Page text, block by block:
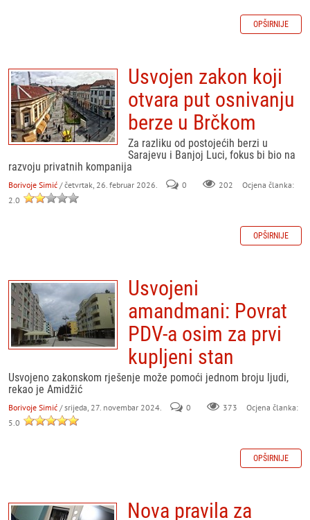
OPŠIRNIJE
Usvojen zakon koji
otvara put osnivanju
berze u Brčkom
Za razliku od postojećih berzi u
Sarajevu i Banjoj Luci, fokus bi bio na
razvoju privatnih kompanija
Borivoje Simić / četvrtak, 26. februar 2026. 0 202
Ocjena članka:
2.0
OPŠIRNIJE
Usvojeni
amandmani: Povrat
PDV-a osim za prvi
kupljeni stan
Usvojeno zakonskom rješenje može pomoći jednom broju ljudi,
rekao je Amidžić
Borivoje Simić / srijeda, 27. novembar 2024. 0 373
Ocjena članka:
5.0
OPŠIRNIJE
Nova pravila za